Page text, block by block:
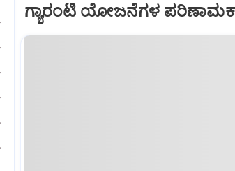
ಗ್ಯಾರಂಟಿ ಯೋಜನೆಗಳ